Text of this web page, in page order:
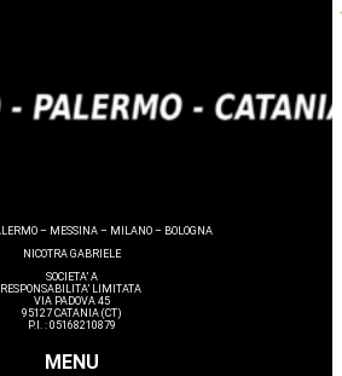
– MESSINA – MILANO – BOLOGNA
NICOTRA GABRIELE
SOCIETA’ A
RESPONSABILITA’ LIMITATA
VIA PADOVA 45
95127 CATANIA (CT)
P.I. : 05168210879
MENU